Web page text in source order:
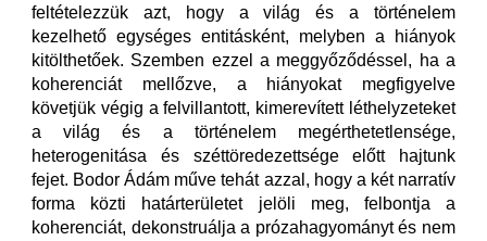
feltételezzük azt, hogy a világ és a történelem
kezelhető egységes entitásként, melyben a hiányok
kitölthetőek. Szemben ezzel a meggyőződéssel, ha a
koherenciát mellőzve, a hiányokat megfigyelve
követjük végig a felvillantott, kimerevített léthelyzeteket
a világ és a történelem megérthetetlensége,
heterogenitása és széttöredezettsége előtt hajtunk
fejet. Bodor Ádám műve tehát azzal, hogy a két narratív
forma közti határterületet jelöli meg, felbontja a
koherenciát, dekonstruálja a prózahagyományt és nem